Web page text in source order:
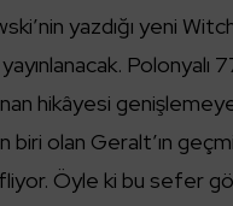
yazdığı yeni
Polonyalı
hikâyesi
olan Geralt’ın
Öyle ki bu sefer